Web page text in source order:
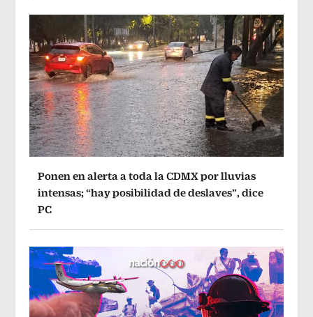
Ponen en alerta a toda la CDMX por lluvias
intensas; “hay posibilidad de deslaves”, dice
PC